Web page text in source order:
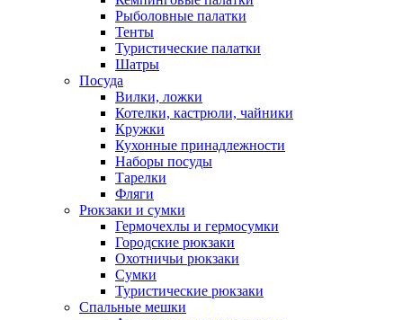
Рыболовные палатки
Тенты
Туристические палатки
Шатры
Посуда
Вилки, ложки
Котелки, кастрюли, чайники
Кружки
Кухонные принадлежности
Наборы посуды
Тарелки
Фляги
Рюкзаки и сумки
Гермочехлы и гермосумки
Городские рюкзаки
Охотничьи рюкзаки
Сумки
Туристические рюкзаки
Спальные мешки